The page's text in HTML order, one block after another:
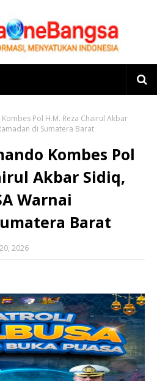
Pol H.M. Reza Chairul Akbar
di Sumatera Barat
Kombes Pol
Akbar Sidiq,
Warnai
Barat
2026